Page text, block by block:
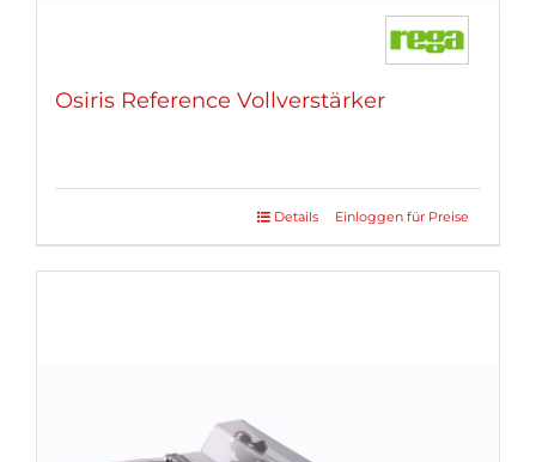
Osiris Reference Vollverstärker
Einloggen für Preise
Details